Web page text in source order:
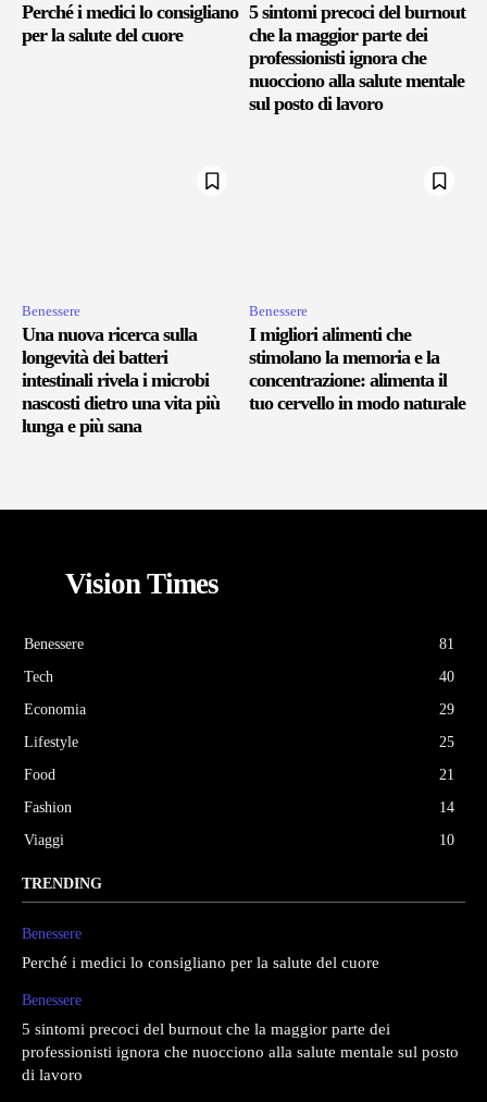
Perché i medici lo consigliano
per la salute del cuore
5 sintomi precoci del burnout
che la maggior parte dei
professionisti ignora che
nuocciono alla salute mentale
sul posto di lavoro
Benessere
Una nuova ricerca sulla
longevità dei batteri
intestinali rivela i microbi
nascosti dietro una vita più
lunga e più sana
Benessere
I migliori alimenti che
stimolano la memoria e la
concentrazione: alimenta il
tuo cervello in modo naturale
Vision Times
Benessere
81
Tech
40
Economia
29
Lifestyle
25
Food
21
Fashion
14
Viaggi
10
TRENDING
Benessere
Perché i medici lo consigliano per la salute del cuore
Benessere
5 sintomi precoci del burnout che la maggior parte dei
professionisti ignora che nuocciono alla salute mentale sul posto
di lavoro